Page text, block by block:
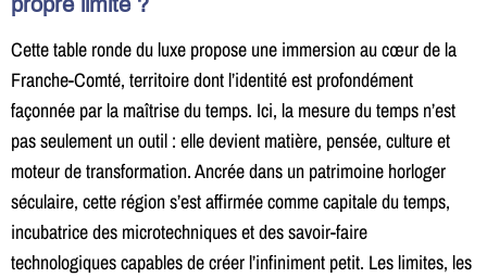
Cette table ronde du luxe propose une immersion au cœur de la
Franche-Comté, territoire dont l’identité est profondément
façonnée par la maîtrise du temps. Ici, la mesure du temps n’est
pas seulement un outil : elle devient matière, pensée, culture et
moteur de transformation. Ancrée dans un patrimoine horloger
séculaire, cette région s’est affirmée comme capitale du temps,
incubatrice des microtechniques et des savoir-faire
technologiques capables de créer l’infiniment petit. Les limites, les